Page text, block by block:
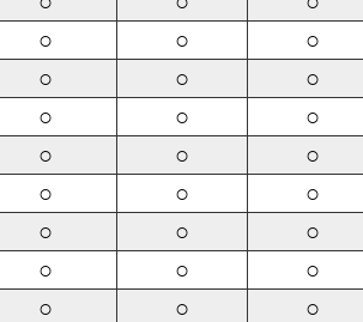
○ ○ ○
○ ○ ○
○ ○ ○
○ ○ ○
○ ○ ○
○ ○ ○
○ ○ ○
○ ○ ○